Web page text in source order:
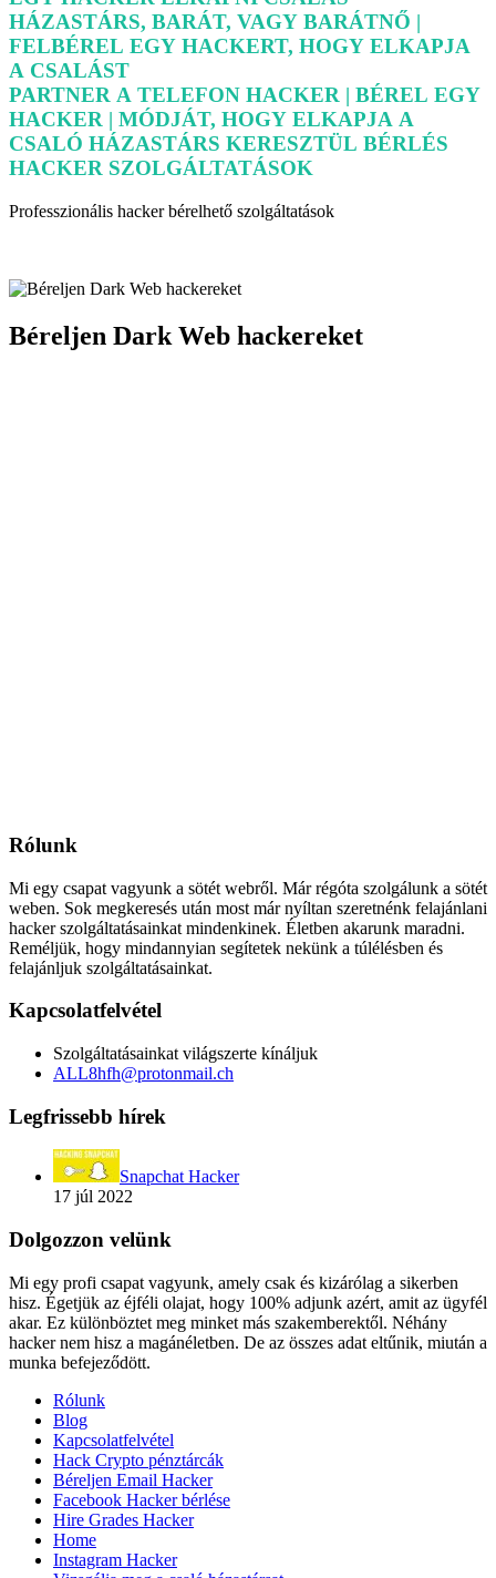
HÁZASTÁRS, BARÁT, VAGY BARÁTNŐ |
FELBÉREL EGY HACKERT, HOGY ELKAPJA
A CSALÁST
PARTNER A TELEFON HACKER | BÉREL EGY
HACKER | MÓDJÁT, HOGY ELKAPJA A
CSALÓ HÁZASTÁRS KERESZTÜL BÉRLÉS
HACKER SZOLGÁLTATÁSOK
Béreljen Dark Web hackereket
Rólunk
Mi egy csapat vagyunk a sötét webről. Már régóta szolgálunk a sötét
weben. Sok megkeresés után most már nyíltan szeretnénk felajánlani
hacker szolgáltatásainkat mindenkinek. Életben akarunk maradni.
Reméljük, hogy mindannyian segítetek nekünk a túlélésben és
felajánljuk szolgáltatásainkat.
Kapcsolatfelvétel
Szolgáltatásainkat világszerte kínáljuk
ALL8hfh@protonmail.ch
Legfrissebb hírek
Snapchat Hacker
17 júl 2022
Dolgozzon velünk
Mi egy profi csapat vagyunk, amely csak és kizárólag a sikerben
hisz. Égetjük az éjféli olajat, hogy 100% adjunk azért, amit az ügyfél
akar. Ez különböztet meg minket más szakemberektől. Néhány
hacker nem hisz a magánéletben. De az összes adat eltűnik, miután a
munka befejeződött.
Rólunk
Blog
Kapcsolatfelvétel
Hack Crypto pénztárcák
Béreljen Email Hacker
Facebook Hacker bérlése
Hire Grades Hacker
Home
Instagram Hacker